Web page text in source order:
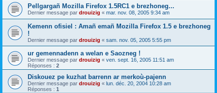
Pellgargañ Mozilla Firefox 1.5RC1 e brezhoneg...
Dernier message par drouizig « mar. nov. 08, 2005 9:34 am
Kemenn ofisiel : Amañ emañ Mozilla Firefox 1.5 e brezhoneg
!
Dernier message par drouizig « sam. nov. 05, 2005 5:55 pm
ur gemennadenn a welan e Saozneg !
Dernier message par drouizig « ven. sept. 16, 2005 11:51 am
Réponses : 2
Diskouez pe kuzhat barrenn ar merkoù-pajenn
Dernier message par drouizig « lun. déc. 20, 2004 10:28 am
Réponses : 1